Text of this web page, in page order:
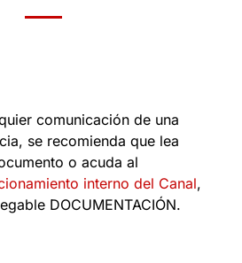
comunicación de una
se recomienda que lea
o acuda al
interno del Canal,
DOCUMENTACIÓN.